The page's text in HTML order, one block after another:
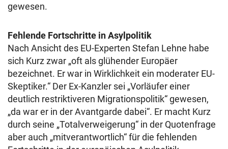
gewesen.
Fehlende Fortschritte in Asylpolitik
Nach Ansicht des EU-Experten Stefan Lehne habe
sich Kurz zwar „oft als glühender Europäer
bezeichnet. Er war in Wirklichkeit ein moderater EU-
Skeptiker.“ Der Ex-Kanzler sei „Vorläufer einer
deutlich restriktiveren Migrationspolitik“ gewesen,
„da war er in der Avantgarde dabei“. Er macht Kurz
durch seine „Totalverweigerung“ in der Quotenfrage
aber auch „mitverantwortlich“ für die fehlenden